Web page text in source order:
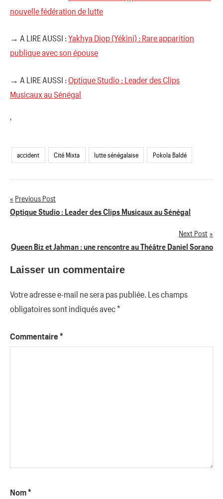
nouvelle fédération de lutte
→ A LIRE AUSSI : Yakhya Diop (Yékini) : Rare apparition
publique avec son épouse
→ A LIRE AUSSI : Optique Studio : Leader des Clips
Musicaux au Sénégal
'
accident Cité Mixta lutte sénégalaise Pokola Baldé
Navigation
l’article
Previous Post
Optique Studio : Leader des Clips Musicaux au Sénégal
Next Post
Queen Biz et Jahman : une rencontre au Théâtre Daniel Sorano
Laisser un commentaire
Votre adresse e-mail ne sera pas publiée. Les champs
obligatoires sont indiqués avec*
Commentaire *
Nom*